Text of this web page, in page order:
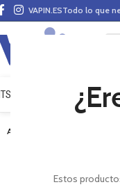
Estos
VAPIN.ESTodo lo que
VAPEO MODS
AGOTADO